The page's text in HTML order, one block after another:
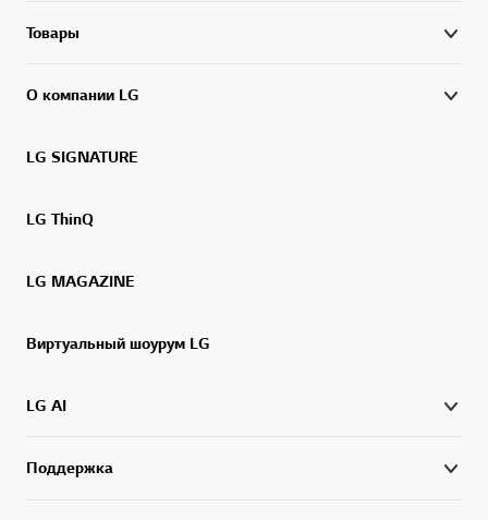
Товары
О компании LG
LG SIGNATURE
LG ThinQ
LG MAGAZINE
Виртуальный шоурум LG
LG AI
Поддержка